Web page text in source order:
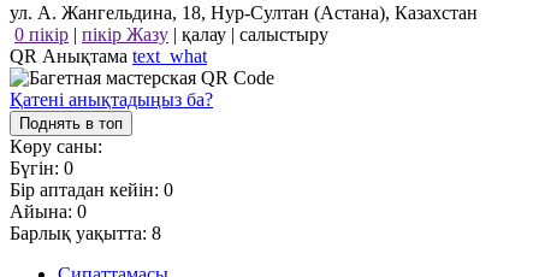
ул. А. Жангельдина, 18, Нур-Султан (Астана), Казахстан
0 пікір | пікір Жазу | қалау | салыстыру
QR Анықтама text_what
Қатені анықтадыңыз ба?
Поднять в топ
Көру саны:
Бүгін: 0
Бір аптадан кейін: 0
Айына: 0
Барлық уақытта: 8